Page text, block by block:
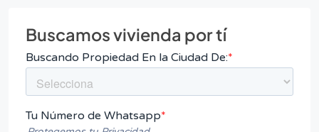
Buscamos vivienda por tí